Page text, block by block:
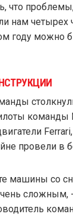
что
нам четырех
году можно
команды
провели в
машины со
сложным,